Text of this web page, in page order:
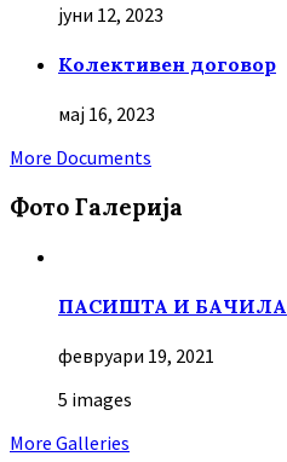
јуни 12, 2023
Колективен договор
мај 16, 2023
More Documents
Фото Галерија
ПАСИШТА И БАЧИЛА
февруари 19, 2021
5 images
More Galleries